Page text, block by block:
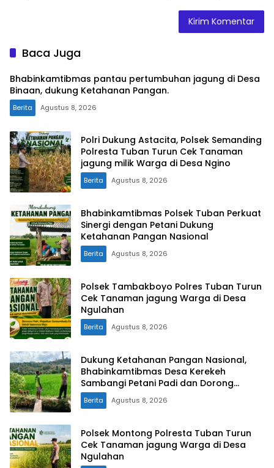
Baca Juga
Bhabinkamtibmas pantau pertumbuhan jagung di Desa
Binaan, dukung Ketahanan Pangan.
Berita Agustus 8, 2026
Polri Dukung Astacita, Polsek Semanding
Polresta Tuban Turun Cek Tanaman
jagung milik Warga di Desa Ngino
Berita Agustus 8, 2026
Bhabinkamtibmas Polsek Tuban Perkuat
Sinergi dengan Petani Dukung
Ketahanan Pangan Nasional
Berita Agustus 8, 2026
Polsek Tambakboyo Polres Tuban Turun
Cek Tanaman jagung Warga di Desa
Ngulahan
Berita Agustus 8, 2026
Dukung Ketahanan Pangan Nasional,
Bhabinkamtibmas Desa Kerekeh
Sambangi Petani Padi dan Dorong
Perawatan Tanaman Optimal
Berita Agustus 8, 2026
Polsek Montong Polresta Tuban Turun
Cek Tanaman jagung Warga di Desa
Ngulahan